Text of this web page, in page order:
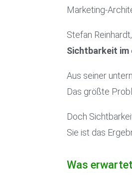
Marketing-
Stefan
Sichtbarkeit im
Aus seiner
Das größte
Doch
Sie ist das
Was